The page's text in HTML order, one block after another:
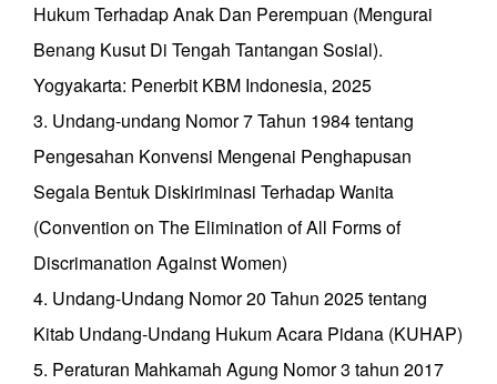
Hukum Terhadap Anak Dan Perempuan (Mengurai
Benang Kusut Di Tengah Tantangan Sosial).
Yogyakarta: Penerbit KBM Indonesia, 2025
3. Undang-undang Nomor 7 Tahun 1984 tentang
Pengesahan Konvensi Mengenai Penghapusan
Segala Bentuk Diskiriminasi Terhadap Wanita
(Convention on The Elimination of All Forms of
Discrimanation Against Women)
4. Undang-Undang Nomor 20 Tahun 2025 tentang
Kitab Undang-Undang Hukum Acara Pidana (KUHAP)
5. Peraturan Mahkamah Agung Nomor 3 tahun 2017